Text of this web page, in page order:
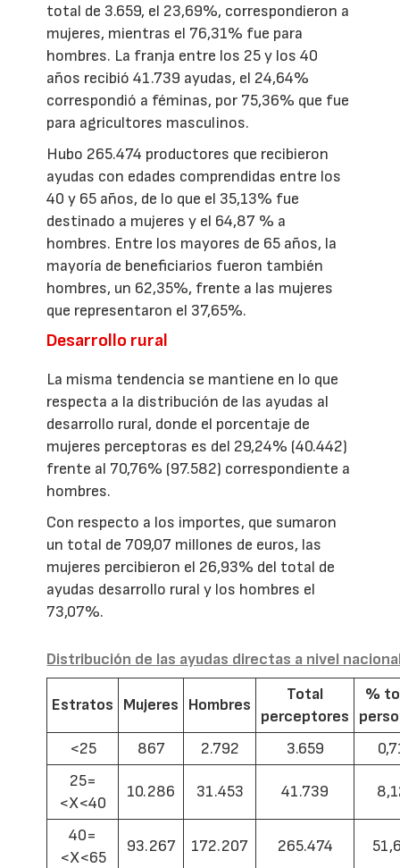
total de 3.659, el 23,69%, correspondieron a
mujeres, mientras el 76,31% fue para
hombres. La franja entre los 25 y los 40
años recibió 41.739 ayudas, el 24,64%
correspondió a féminas, por 75,36% que fue
para agricultores masculinos.
Hubo 265.474 productores que recibieron
ayudas con edades comprendidas entre los
40 y 65 años, de lo que el 35,13% fue
destinado a mujeres y el 64,87 % a
hombres. Entre los mayores de 65 años, la
mayoría de beneficiarios fueron también
hombres, un 62,35%, frente a las mujeres
que representaron el 37,65%.
Desarrollo rural
La misma tendencia se mantiene en lo que
respecta a la distribución de las ayudas al
desarrollo rural, donde el porcentaje de
mujeres perceptoras es del 29,24% (40.442)
frente al 70,76% (97.582) correspondiente a
hombres.
Con respecto a los importes, que sumaron
un total de 709,07 millones de euros, las
mujeres percibieron el 26,93% del total de
ayudas desarrollo rural y los hombres el
73,07%.
Distribución de las ayudas directas a nivel
Estratos Mujeres Hombres
Total
perceptores
%
<25
867 2.792 3.659
25=
<X<40
10.286 31.453 41.739
40=
<X<65
93.267 172.207 265.474